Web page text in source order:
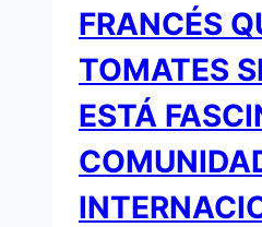
FRANCÉS
TOMATES
ESTÁ